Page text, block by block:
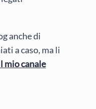
anche di
a caso, ma li
mio canale